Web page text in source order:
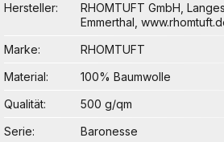
Hersteller
RHOMTUFT GmbH,
Emmerthal,
Marke
RHOMTUFT
Material
100% Baumwolle
Qualität
500 g/qm
Serie
Baronesse